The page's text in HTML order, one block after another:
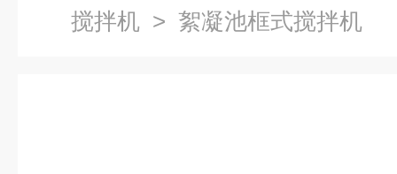
搅拌机 > 絮凝池框式搅拌机